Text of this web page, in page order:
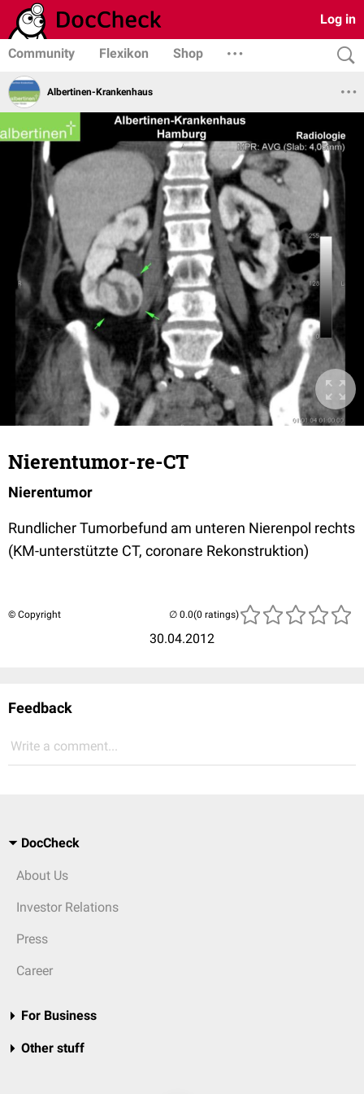
Log in
Community Flexikon Shop
Albertinen-Krankenhaus
Nierentumor-re-CT
Nierentumor
Rundlicher Tumorbefund am unteren Nierenpol rechts
(KM-unterstützte CT, coronare Rekonstruktion)
© Copyright
30.04.2012
(0 ratings)
Feedback
Write a comment...
DocCheck
About Us
Investor Relations
Press
Career
For Business
Other stuff